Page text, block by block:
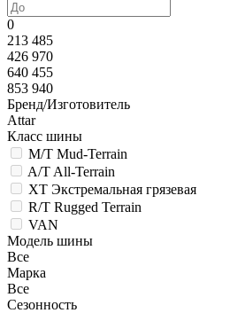
По популярности
0
213 485
426 970
640 455
853 940
Бренд/Изготовитель
Attar
Класс шины
M/T Mud-Terrain
A/T All-Terrain
XT Экстремальная грязевая
R/T Rugged Terrain
VAN
Модель шины
Все
Марка
Все
Сезонность